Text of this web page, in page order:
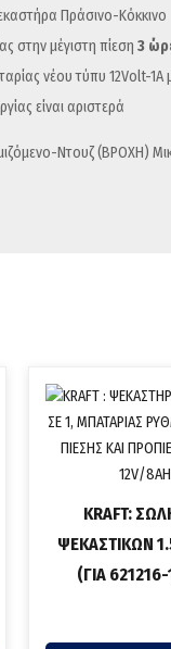
Πράσινο-Κόκκινο
στην μέγιστη πίεση 3
νέου τύπυ 12Volt-
είναι αριστερά
Ντουζ (ΒΡΟΧΗ)
KRAFT:
ΨΕΚΑΣΤΙΚΩΝ
(ΓΙΑ